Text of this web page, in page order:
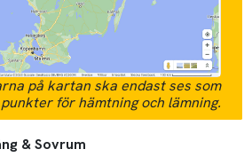
på kartan ska endast ses som
för hämtning och lämning.
& Sovrum